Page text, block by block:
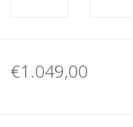
€1.049,00